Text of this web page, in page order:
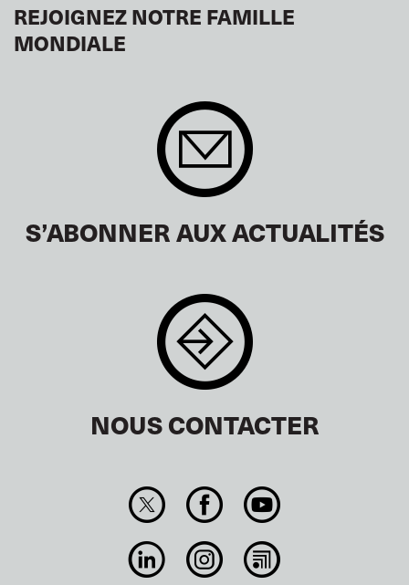
REJOIGNEZ NOTRE FAMILLE
MONDIALE
S’ABONNER AUX ACTUALITÉS
NOUS CONTACTER